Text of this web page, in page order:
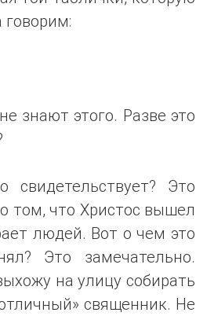
знают этого. Разве это
Это
том, что Христос вышел
людей. Вот о чем это
Это замечательно.
на улицу собирать
священник. Не